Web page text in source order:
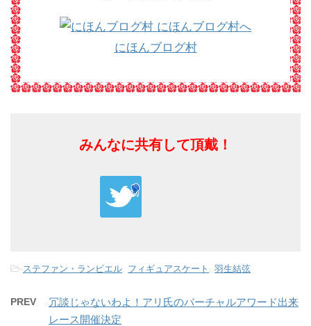
にほんブログ村
みんなに共有して頂戴！
-ステファン・ランビエル フィギュアスケート 羽生結弦
PREV
冗談じゃないわよ！アリ氏のバーチャルアワード出来
レース開催決定